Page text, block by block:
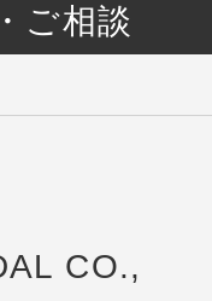
ご相談
CO.,